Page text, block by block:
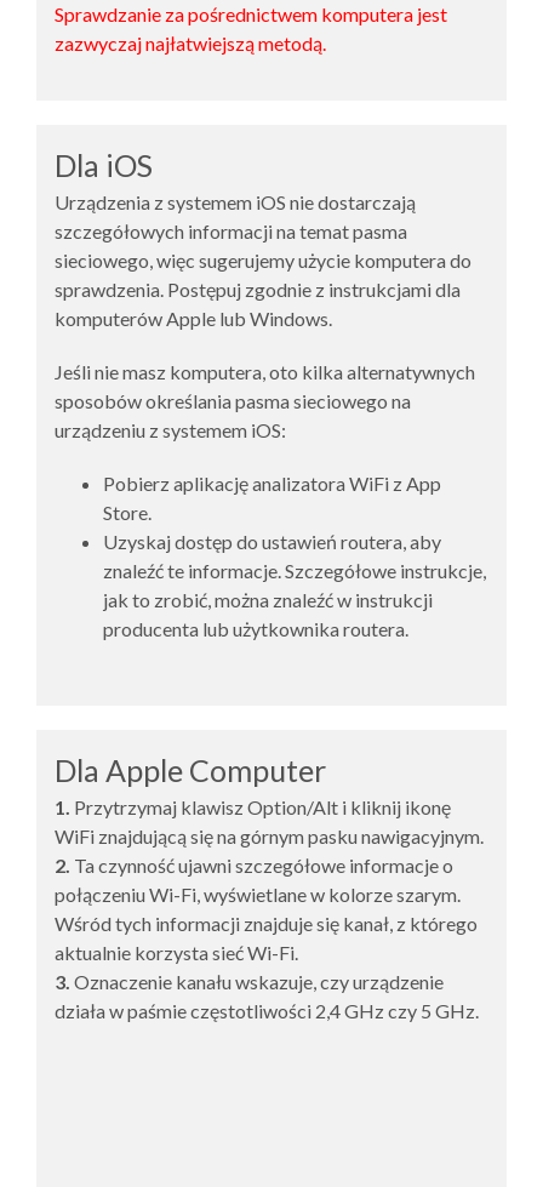
Sprawdzanie za pośrednictwem komputera jest
zazwyczaj najłatwiejszą metodą.
Dla iOS
Urządzenia z systemem iOS nie dostarczają
szczegółowych informacji na temat pasma
sieciowego, więc sugerujemy użycie komputera do
sprawdzenia. Postępuj zgodnie z instrukcjami dla
komputerów Apple lub Windows.
Jeśli nie masz komputera, oto kilka alternatywnych
sposobów określania pasma sieciowego na
urządzeniu z systemem iOS:
Pobierz aplikację analizatora WiFi z App
Store.
Uzyskaj dostęp do ustawień routera, aby
znaleźć te informacje. Szczegółowe instrukcje,
jak to zrobić, można znaleźć w instrukcji
producenta lub użytkownika routera.
Dla Apple Computer
1. Przytrzymaj klawisz Option/Alt i kliknij ikonę
WiFi znajdującą się na górnym pasku nawigacyjnym.
2. Ta czynność ujawni szczegółowe informacje o
połączeniu Wi-Fi, wyświetlane w kolorze szarym.
Wśród tych informacji znajduje się kanał, z którego
aktualnie korzysta sieć Wi-Fi.
3. Oznaczenie kanału wskazuje, czy urządzenie
działa w paśmie częstotliwości 2,4 GHz czy 5 GHz.